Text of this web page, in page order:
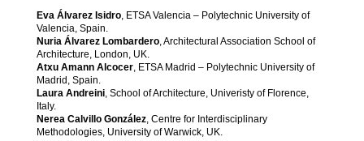
Eva Álvarez Isidro, ETSA Valencia – Polytechnic University of
Valencia, Spain.
Nuria Álvarez Lombardero, Architectural Association School of
Architecture, London, UK.
Atxu Amann Alcocer, ETSA Madrid – Polytechnic University of
Madrid, Spain.
Laura Andreini, School of Architecture, Univeristy of Florence,
Italy.
Nerea Calvillo González, Centre for Interdisciplinary
Methodologies, University of Warwick, UK.